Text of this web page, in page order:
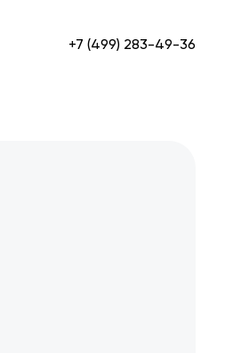
+7 (499) 283-49-36